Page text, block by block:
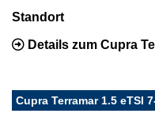
Standort
Details zum Cupra
Cupra Terramar 1.5 eTSI